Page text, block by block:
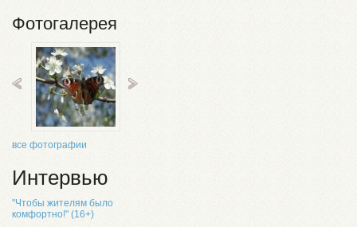
Фотогалерея
все фотографии
Интервью
"Чтобы жителям было
комфортно!" (16+)